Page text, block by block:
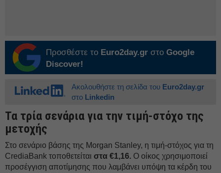
Προσθέστε το Euro2day.gr στο Google
Discover!
Ακολουθήστε τη σελίδα του Euro2day.gr
στο Linkedin
Τα τρία σενάρια για την τιμή-στόχο της
μετοχής
Στο σενάριο βάσης της Morgan Stanley, η τιμή-στόχος για τη
CrediaBank τοποθετείται στα €1,16. Ο οίκος χρησιμοποιεί
προσέγγιση αποτίμησης που λαμβάνει υπόψη τα κέρδη του